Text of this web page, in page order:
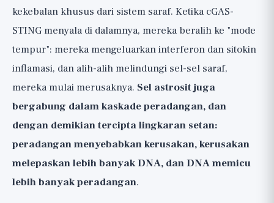
kekebalan khusus dari sistem saraf. Ketika cGAS-
STING menyala di dalamnya, mereka beralih ke "mode
tempur": mereka mengeluarkan interferon dan sitokin
inflamasi, dan alih-alih melindungi sel-sel saraf,
mereka mulai merusaknya. Sel astrosit juga
bergabung dalam kaskade peradangan, dan
dengan demikian tercipta lingkaran setan:
peradangan menyebabkan kerusakan, kerusakan
melepaskan lebih banyak DNA, dan DNA memicu
lebih banyak peradangan.